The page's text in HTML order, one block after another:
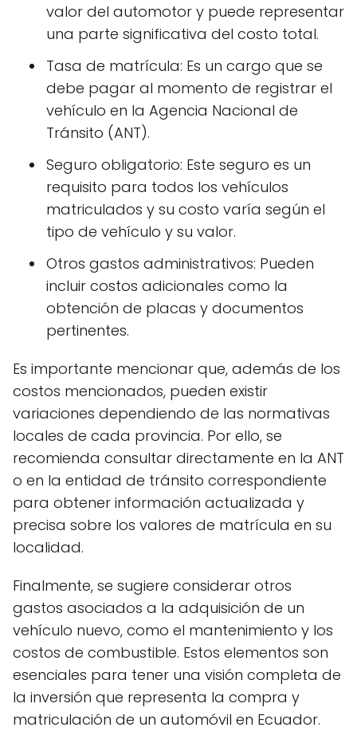
valor del automotor y puede representar
una parte significativa del costo total.
Tasa de matrícula: Es un cargo que se
debe pagar al momento de registrar el
vehículo en la Agencia Nacional de
Tránsito (ANT).
Seguro obligatorio: Este seguro es un
requisito para todos los vehículos
matriculados y su costo varía según el
tipo de vehículo y su valor.
Otros gastos administrativos: Pueden
incluir costos adicionales como la
obtención de placas y documentos
pertinentes.
Es importante mencionar que, además de los
costos mencionados, pueden existir
variaciones dependiendo de las normativas
locales de cada provincia. Por ello, se
recomienda consultar directamente en la ANT
o en la entidad de tránsito correspondiente
para obtener información actualizada y
precisa sobre los valores de matrícula en su
localidad.
Finalmente, se sugiere considerar otros
gastos asociados a la adquisición de un
vehículo nuevo, como el mantenimiento y los
costos de combustible. Estos elementos son
esenciales para tener una visión completa de
la inversión que representa la compra y
matriculación de un automóvil en Ecuador.